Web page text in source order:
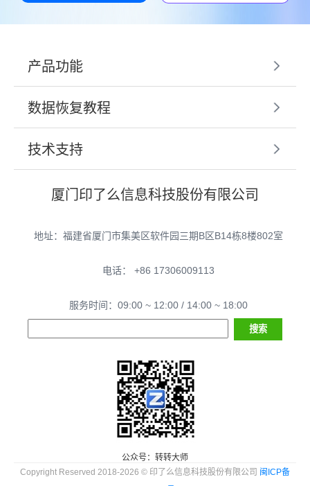
产品功能
数据恢复教程
技术支持
厦门印了么信息科技股份有限公司
地址：福建省厦门市集美区软件园三期B区B14栋8楼802室
电话： +86 17306009113
服务时间：09:00 ~ 12:00 / 14:00 ~ 18:00
公众号：转转大师
Copyright Reserved 2018-2026 © 印了么信息科技股份有限公司 闽ICP备